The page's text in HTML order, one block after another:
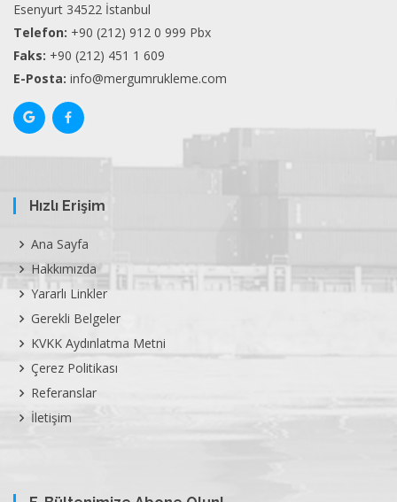
Esenyurt 34522 İstanbul
Telefon: +90 (212) 912 0 999 Pbx
Faks: +90 (212) 451 1 609
E-Posta: info@mergumrukleme.com
Hızlı Erişim
Ana Sayfa
Hakkımızda
Yararlı Linkler
Gerekli Belgeler
KVKK Aydınlatma Metni
Çerez Politikası
Referanslar
İletişim